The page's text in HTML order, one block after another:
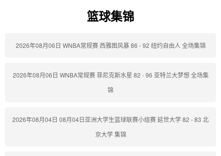
篮球集锦
2026年08月06日 WNBA常规赛 西雅图风暴 86 - 92 纽约自由人 全场集锦
2026年08月06日 WNBA常规赛 菲尼克斯水星 82 - 96 亚特兰大梦想 全场集
锦
2026年08月04日 08月04日亚洲大学生篮球联赛小组赛 延世大学 82 - 83 北
京大学 集锦